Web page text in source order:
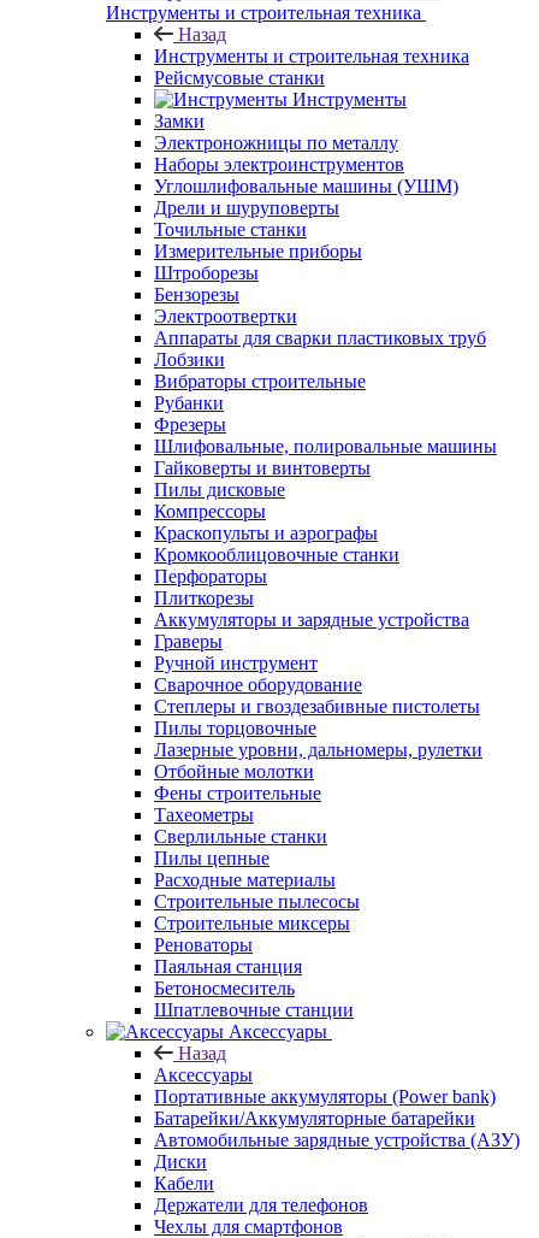
Инструменты и строительная техника
Назад
Инструменты и строительная техника
Рейсмусовые станки
Инструменты
Замки
Электроножницы по металлу
Наборы электроинструментов
Углошлифовальные машины (УШМ)
Дрели и шуруповерты
Точильные станки
Измерительные приборы
Штроборезы
Бензорезы
Электроотвертки
Аппараты для сварки пластиковых труб
Лобзики
Вибраторы строительные
Рубанки
Фрезеры
Шлифовальные, полировальные машины
Гайковерты и винтоверты
Пилы дисковые
Компрессоры
Краскопульты и аэрографы
Кромкооблицовочные станки
Перфораторы
Плиткорезы
Аккумуляторы и зарядные устройства
Граверы
Ручной инструмент
Сварочное оборудование
Степлеры и гвоздезабивные пистолеты
Пилы торцовочные
Лазерные уровни, дальномеры, рулетки
Отбойные молотки
Фены строительные
Тахеометры
Сверлильные станки
Пилы цепные
Расходные материалы
Строительные пылесосы
Строительные миксеры
Реноваторы
Паяльная станция
Бетоносмеситель
Шпатлевочные станции
Аксессуары
Назад
Аксессуары
Портативные аккумуляторы (Power bank)
Батарейки/Аккумуляторные батарейки
Автомобильные зарядные устройства (АЗУ)
Диски
Кабели
Держатели для телефонов
Чехлы для смартфонов